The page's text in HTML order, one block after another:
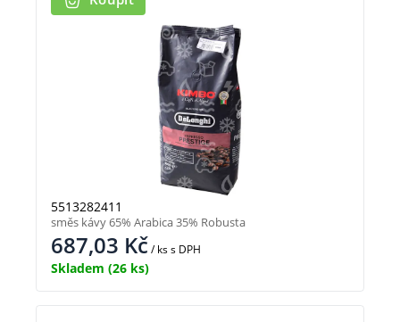
5513282411
687,03 Kč/ kss DPH
Skladem (26 ks)
směs kávy 65% Arabica 35% Robusta